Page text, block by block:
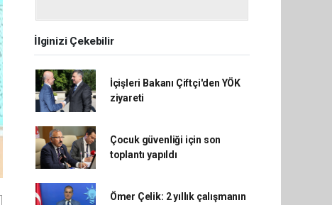
İlginizi Çekebilir
İçişleri Bakanı Çiftçi'den YÖK
ziyareti
Çocuk güvenliği için son
toplantı yapıldı
Ömer Çelik: 2 yıllık çalışmanın